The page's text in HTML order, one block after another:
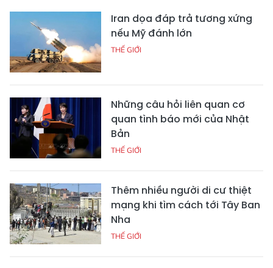
Iran dọa đáp trả tương xứng
nếu Mỹ đánh lớn
THẾ GIỚI
Những câu hỏi liên quan cơ
quan tình báo mới của Nhật
Bản
THẾ GIỚI
Thêm nhiều người di cư thiệt
mạng khi tìm cách tới Tây Ban
Nha
THẾ GIỚI